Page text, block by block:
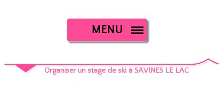
MENU
Organiser un stage de ski à SAVINES LE LAC